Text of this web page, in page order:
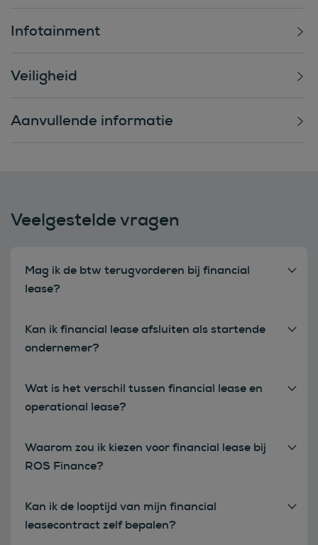
Infotainment
Veiligheid
Aanvullende informatie
Veelgestelde vragen
Mag ik de btw terugvorderen bij financial
lease?
Kan ik financial lease afsluiten als startende
ondernemer?
Wat is het verschil tussen financial lease en
operational lease?
Waarom zou ik kiezen voor financial lease bij
ROS Finance?
Kan ik de looptijd van mijn financial
leasecontract zelf bepalen?